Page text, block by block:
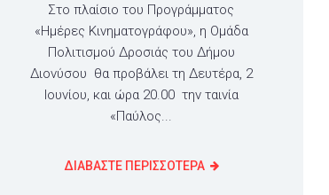
Στο πλαίσιο του Προγράμματος
«Ημέρες Κινηματογράφου», η Ομάδα
Πολιτισμού Δροσιάς του Δήμου
Διονύσου θα προβάλει τη Δευτέρα, 2
Ιουνίου, και ώρα 20.00 την ταινία
«Παύλος...
ΔΙΑΒΑΣΤΕ ΠΕΡΙΣΣΟΤΕΡΑ